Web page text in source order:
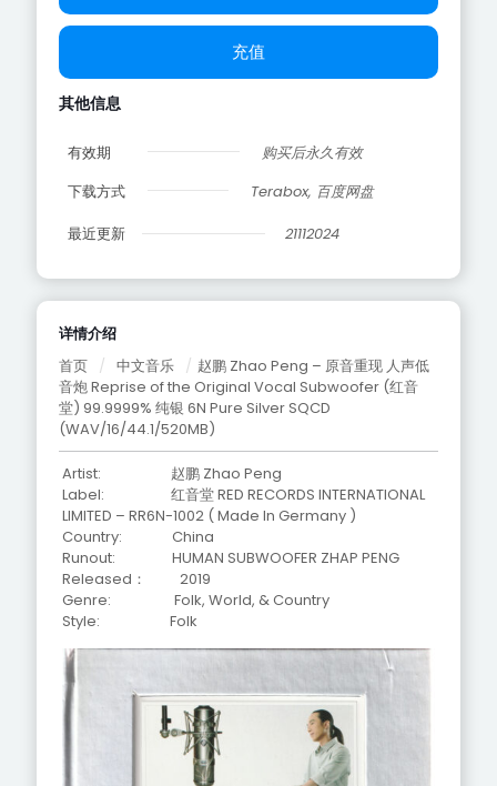
详情介绍
首页
/ 中文音乐 / 赵鹏 Zhao Peng – 原音重现 人声低
音炮 Reprise of the Original Vocal Subwoofer (红音
堂) 99.9999% 纯银 6N Pure Silver SQCD
(WAV/16/44.1/520MB)
Artist: 赵鹏 Zhao Peng
Label: 红音堂 RED RECORDS INTERNATIONAL
LIMITED – RR6N-1002 ( Made In Germany )
Country: China
Runout: HUMAN SUBWOOFER ZHAP PENG
Released： 2019
Genre: Folk, World, & Country
Style: Folk
充值
其他信息
有效期
购买后永久有效
下载方式
Terabox, 百度网盘
最近更新
21112024